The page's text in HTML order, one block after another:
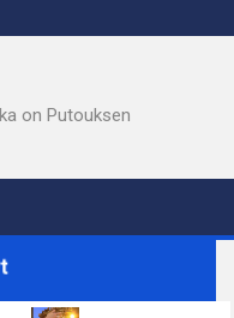
on Putouksen